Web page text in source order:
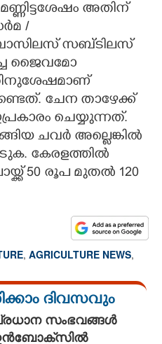
അതിന്
/
സബ്ടിലസ്
ജെെവമോ
ചേന താഴേക്ക്
ചെയ്യുന്നത്.
ചവർ അല്ലെങ്കിൽ
കേരളത്തിൽ
50 രൂപ മുതൽ 120
, AGRICULTURE NEWS,
ദിവസവും
സംഭവങ്ങൾ